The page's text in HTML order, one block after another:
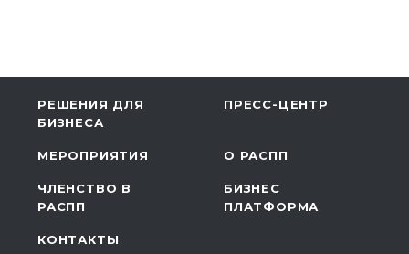
РЕШЕНИЯ ДЛЯ
БИЗНЕСА
ПРЕСС-ЦЕНТР
МЕРОПРИЯТИЯ О РАСПП
ЧЛЕНСТВО В
РАСПП
БИЗНЕС
ПЛАТФОРМА
КОНТАКТЫ